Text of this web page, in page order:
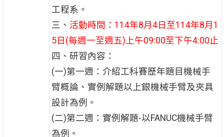
工程系。
三、 活動時間：114年8月4日至114年8月1
5日(每週一至週五)上午09:00至下午4:00止
四、研習內容：
(一)第一週：介紹工科賽歷年題目機械手
臂概論、實例解題以上銀機械手臂及夾具
設計為例。
(二)第二週：實例解題-以FANUC機械手臂
為例。